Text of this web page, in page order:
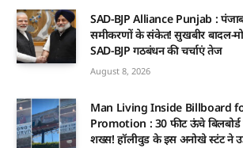
SAD-BJP Alliance Punjab :
समीकरणों के संकेत! सुखबीर बादल-
SAD-BJP गठबंधन की चर्चाएं तेज
August 8, 2026
Man Living Inside Billboard
Promotion : 30 फीट ऊंचे बिलबोर्ड
शख्स! हॉलीवुड के इस अनोखे स्टंट ने